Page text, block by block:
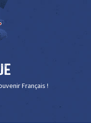
Français !